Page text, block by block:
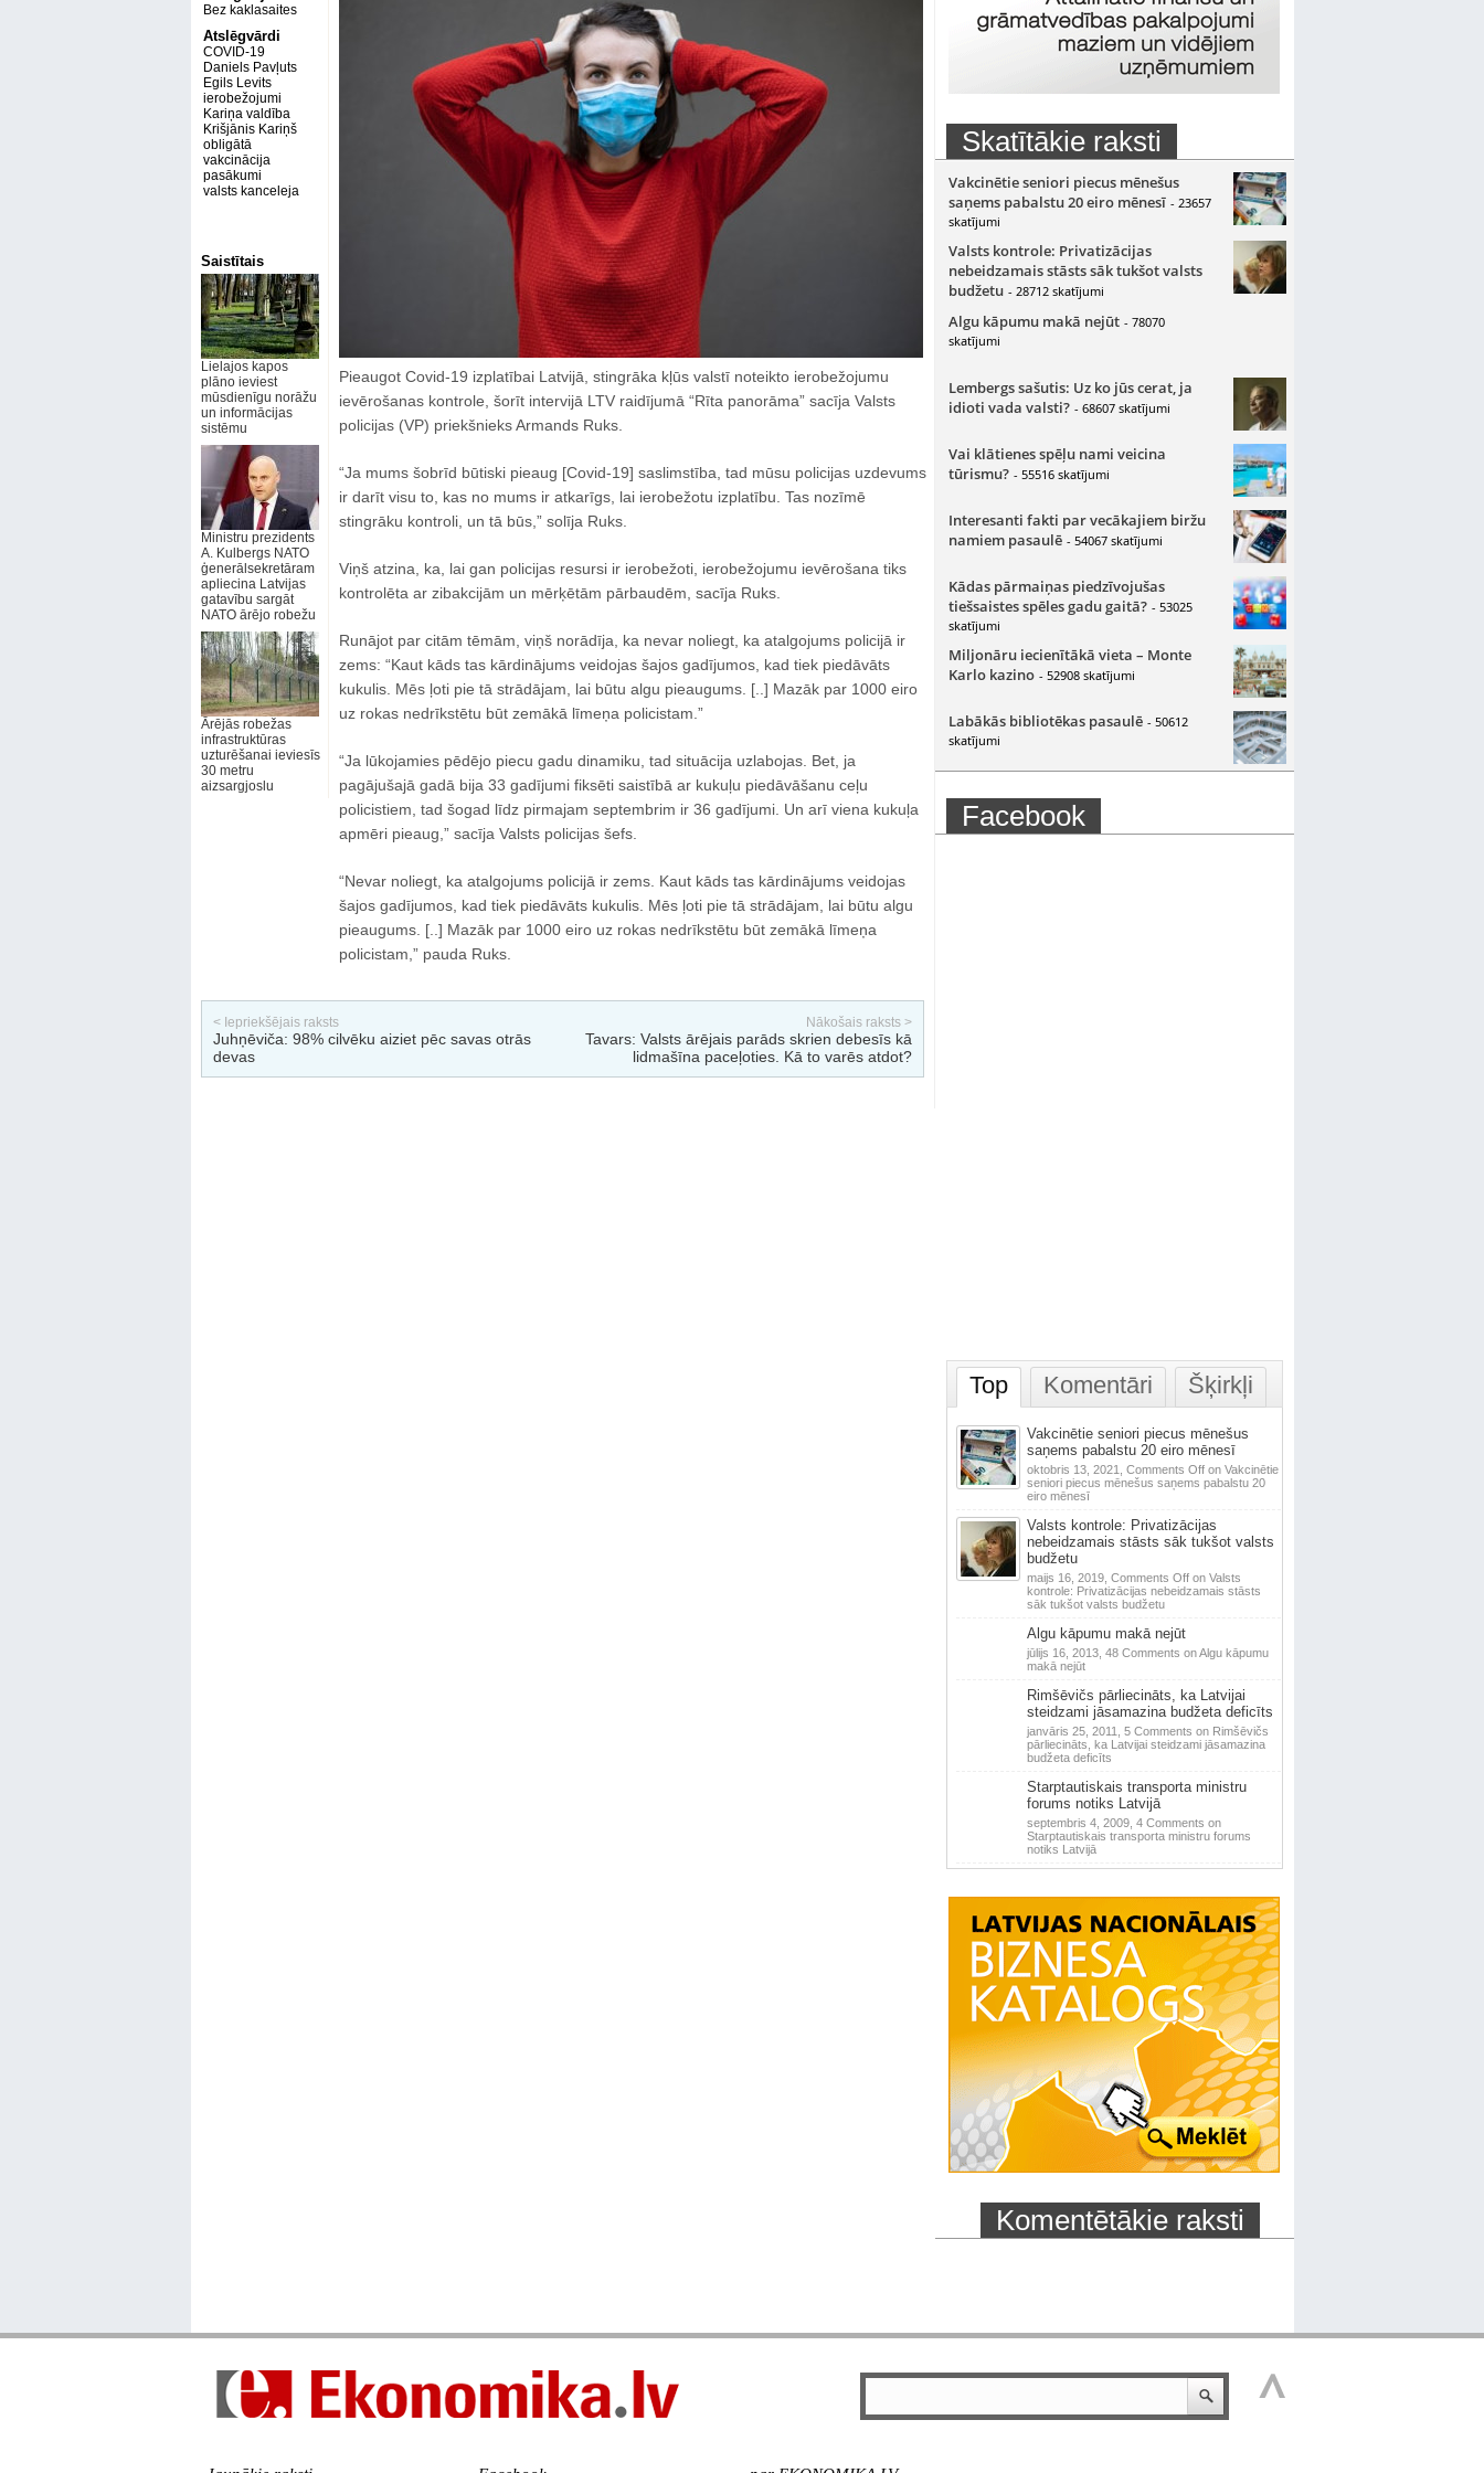
Bez kaklasaites
Atslēgvārdi
COVID-19
Daniels Pavļuts
Egils Levits
ierobežojumi
Kariņa valdība
Krišjānis Kariņš
obligātā
vakcinācija
pasākumi
valsts kanceleja
Saistītais
Lielajos kapos
plāno ieviest
mūsdienīgu norāžu
un informācijas
sistēmu
Ministru prezidents
A. Kulbergs NATO
ģenerālsekretāram
apliecina Latvijas
gatavību sargāt
NATO ārējo robežu
Ārējās robežas
infrastruktūras
uzturēšanai ieviesīs
30 metru
aizsargjoslu
Pieaugot Covid-19 izplatībai Latvijā, stingrāka kļūs valstī noteikto ierobežojumu
ievērošanas kontrole, šorīt intervijā LTV raidījumā “Rīta panorāma” sacīja Valsts
policijas (VP) priekšnieks Armands Ruks.
“Ja mums šobrīd būtiski pieaug [Covid-19] saslimstība, tad mūsu policijas uzdevums
ir darīt visu to, kas no mums ir atkarīgs, lai ierobežotu izplatību. Tas nozīmē
stingrāku kontroli, un tā būs,” solīja Ruks.
Viņš atzina, ka, lai gan policijas resursi ir ierobežoti, ierobežojumu ievērošana tiks
kontrolēta ar zibakcijām un mērķētām pārbaudēm, sacīja Ruks.
Runājot par citām tēmām, viņš norādīja, ka nevar noliegt, ka atalgojums policijā ir
zems: “Kaut kāds tas kārdinājums veidojas šajos gadījumos, kad tiek piedāvāts
kukulis. Mēs ļoti pie tā strādājam, lai būtu algu pieaugums. [..] Mazāk par 1000 eiro
uz rokas nedrīkstētu būt zemākā līmeņa policistam.”
“Ja lūkojamies pēdējo piecu gadu dinamiku, tad situācija uzlabojas. Bet, ja
pagājušajā gadā bija 33 gadījumi fiksēti saistībā ar kukuļu piedāvāšanu ceļu
policistiem, tad šogad līdz pirmajam septembrim ir 36 gadījumi. Un arī viena kukuļa
apmēri pieaug,” sacīja Valsts policijas šefs.
“Nevar noliegt, ka atalgojums policijā ir zems. Kaut kāds tas kārdinājums veidojas
šajos gadījumos, kad tiek piedāvāts kukulis. Mēs ļoti pie tā strādājam, lai būtu algu
pieaugums. [..] Mazāk par 1000 eiro uz rokas nedrīkstētu būt zemākā līmeņa
policistam,” pauda Ruks.
< Iepriekšējais raksts
Juhņēviča: 98% cilvēku aiziet pēc savas otrās
devas
Nākošais raksts >
Tavars: Valsts ārējais parāds skrien debesīs kā
lidmašīna paceļoties. Kā to varēs atdot?
Skatītākie raksti
Vakcinētie seniori piecus mēnešus
saņems pabalstu 20 eiro mēnesī - 23657
skatījumi
Valsts kontrole: Privatizācijas
nebeidzamais stāsts sāk tukšot valsts
budžetu - 28712 skatījumi
Algu kāpumu makā nejūt - 78070
skatījumi
Lembergs sašutis: Uz ko jūs cerat, ja
idioti vada valsti? - 68607 skatījumi
Vai klātienes spēļu nami veicina
tūrismu? - 55516 skatījumi
Interesanti fakti par vecākajiem biržu
namiem pasaulē - 54067 skatījumi
Kādas pārmaiņas piedzīvojušas
tiešsaistes spēles gadu gaitā? - 53025
skatījumi
Miljonāru iecienītākā vieta – Monte
Karlo kazino - 52908 skatījumi
Labākās bibliotēkas pasaulē - 50612
skatījumi
Facebook
Top Komentāri Šķirkļi
Vakcinētie seniori piecus mēnešus
saņems pabalstu 20 eiro mēnesī
oktobris 13, 2021, Comments Offon Vakcinētie
seniori piecus mēnešus saņems pabalstu 20
eiro mēnesī
Valsts kontrole: Privatizācijas
nebeidzamais stāsts sāk tukšot valsts
budžetu
maijs 16, 2019, Comments Offon Valsts
kontrole: Privatizācijas nebeidzamais stāsts
sāk tukšot valsts budžetu
Algu kāpumu makā nejūt
jūlijs 16, 2013, 48 Comments on Algu kāpumu
makā nejūt
Rimšēvičs pārliecināts, ka Latvijai
steidzami jāsamazina budžeta deficīts
janvāris 25, 2011, 5 Comments on Rimšēvičs
pārliecināts, ka Latvijai steidzami jāsamazina
budžeta deficīts
Starptautiskais transporta ministru
forums notiks Latvijā
septembris 4, 2009, 4 Comments on
Starptautiskais transporta ministru forums
notiks Latvijā
Komentētākie raksti